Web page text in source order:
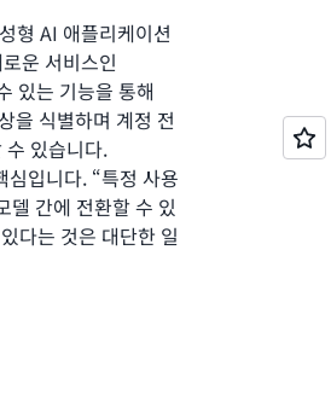
형 AI 애플리케이션
운 서비스인
있는 기능을 통해
을 식별하며 계정 전
수 있습니다.
입니다. “특정 사용
델 간에 전환할 수 있
다는 것은 대단한 일